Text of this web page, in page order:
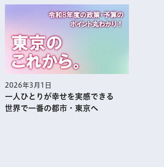
2026年3月1日
一人ひとりが幸せを実感できる
世界で一番の都市・東京へ